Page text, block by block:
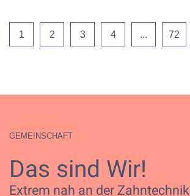
1 2 3 4 ... 72
GEMEINSCHAFT
Das sind Wir!
Extrem nah an der Zahntechnik